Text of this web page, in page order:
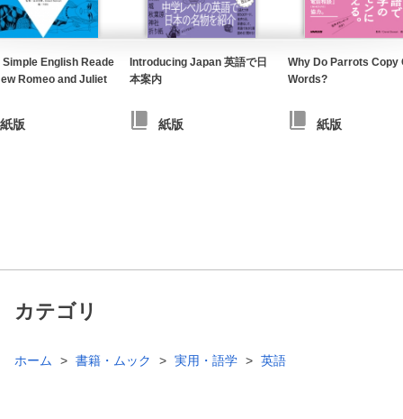
Simple English Reade
Romeo and Juliet
紙版
Introducing Japan 英語で日
本案内
紙版
Why Do Parrots Copy
Words?
紙版
カテゴリ
ホーム 書籍・ムック 実用・語学 英語